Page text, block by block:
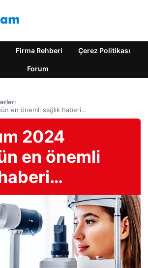
Firma Rehberi Çerez Politikası
Forum
›
en önemli sağlık haberi…
2024
en önemli